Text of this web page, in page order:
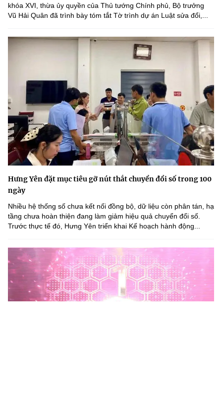
khóa XVI, thừa ủy quyền của Thủ tướng Chính phủ, Bộ trưởng
Vũ Hải Quân đã trình bày tóm tắt Tờ trình dự án Luật sửa đổi,...
Hưng Yên đặt mục tiêu gỡ nút thắt chuyển đổi số trong 100
ngày
Nhiều hệ thống số chưa kết nối đồng bộ, dữ liệu còn phân tán, hạ
tầng chưa hoàn thiện đang làm giảm hiệu quả chuyển đổi số.
Trước thực tế đó, Hưng Yên triển khai Kế hoạch hành động...